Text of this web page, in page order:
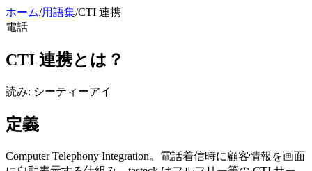
ホーム/用語集/CTI 連携
電話
CTI 連携とは？
読み: シーティーアイ
定義
Computer Telephony Integration。電話着信時に顧客情報を画面